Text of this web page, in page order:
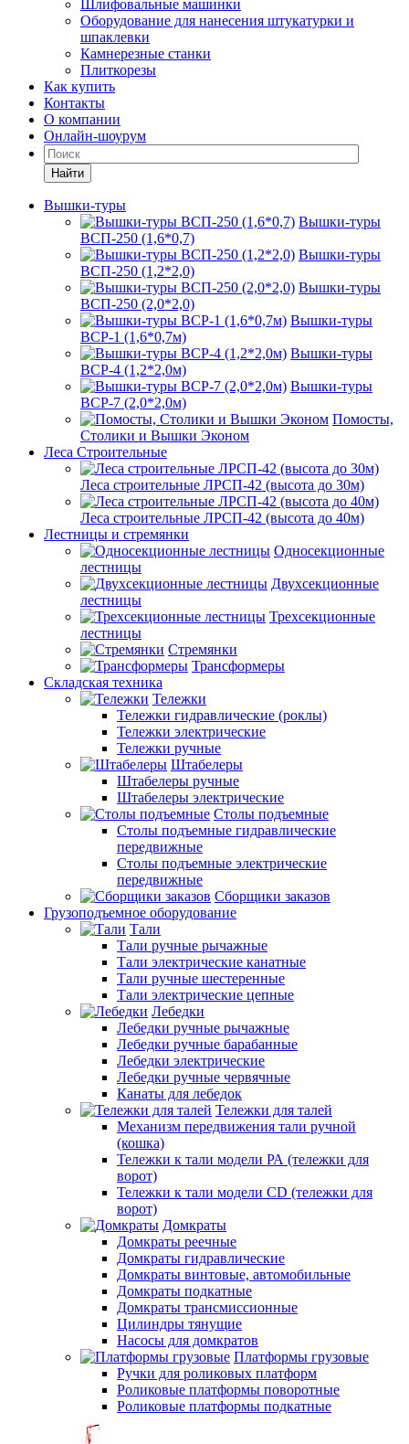
Шлифовальные машинки
Оборудование для нанесения штукатурки и
шпаклевки
Камнерезные станки
Плиткорезы
Как купить
Контакты
О компании
Онлайн-шоурум
Найти
Вышки-туры
Вышки-туры
ВСП-250 (1,6*0,7)
Вышки-туры
ВСП-250 (1,2*2,0)
Вышки-туры
ВСП-250 (2,0*2,0)
Вышки-туры
ВСР-1 (1,6*0,7м)
Вышки-туры
ВСР-4 (1,2*2,0м)
Вышки-туры
ВСР-7 (2,0*2,0м)
Помосты,
Столики и Вышки Эконом
Леса Строительные
Леса строительные ЛРСП-42 (высота до 30м)
Леса строительные ЛРСП-42 (высота до 40м)
Лестницы и стремянки
Односекционные
лестницы
Двухсекционные
лестницы
Трехсекционные
лестницы
Стремянки
Трансформеры
Складская техника
Тележки
Тележки гидравлические (роклы)
Тележки электрические
Тележки ручные
Штабелеры
Штабелеры ручные
Штабелеры электрические
Столы подъемные
Столы подъемные гидравлические
передвижные
Столы подъемные электрические
передвижные
Сборщики заказов
Грузоподъемное оборудование
Тали
Тали ручные рычажные
Тали электрические канатные
Тали ручные шестеренные
Тали электрические цепные
Лебедки
Лебедки ручные рычажные
Лебедки ручные барабанные
Лебедки электрические
Лебедки ручные червячные
Канаты для лебедок
Тележки для талей
Механизм передвижения тали ручной
(кошка)
Тележки к тали модели РА (тележки для
ворот)
Тележки к тали модели CD (тележки для
ворот)
Домкраты
Домкраты реечные
Домкраты гидравлические
Домкраты винтовые, автомобильные
Домкраты подкатные
Домкраты трансмиссионные
Цилиндры тянущие
Насосы для домкратов
Платформы грузовые
Ручки для роликовых платформ
Роликовые платформы поворотные
Роликовые платформы подкатные